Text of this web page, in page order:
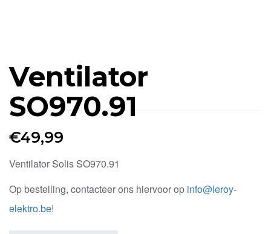
Ventilator
SO970.91
€49,99
Ventilator Solis SO970.91
Op bestelling, contacteer ons hiervoor op info@leroy-
elektro.be!